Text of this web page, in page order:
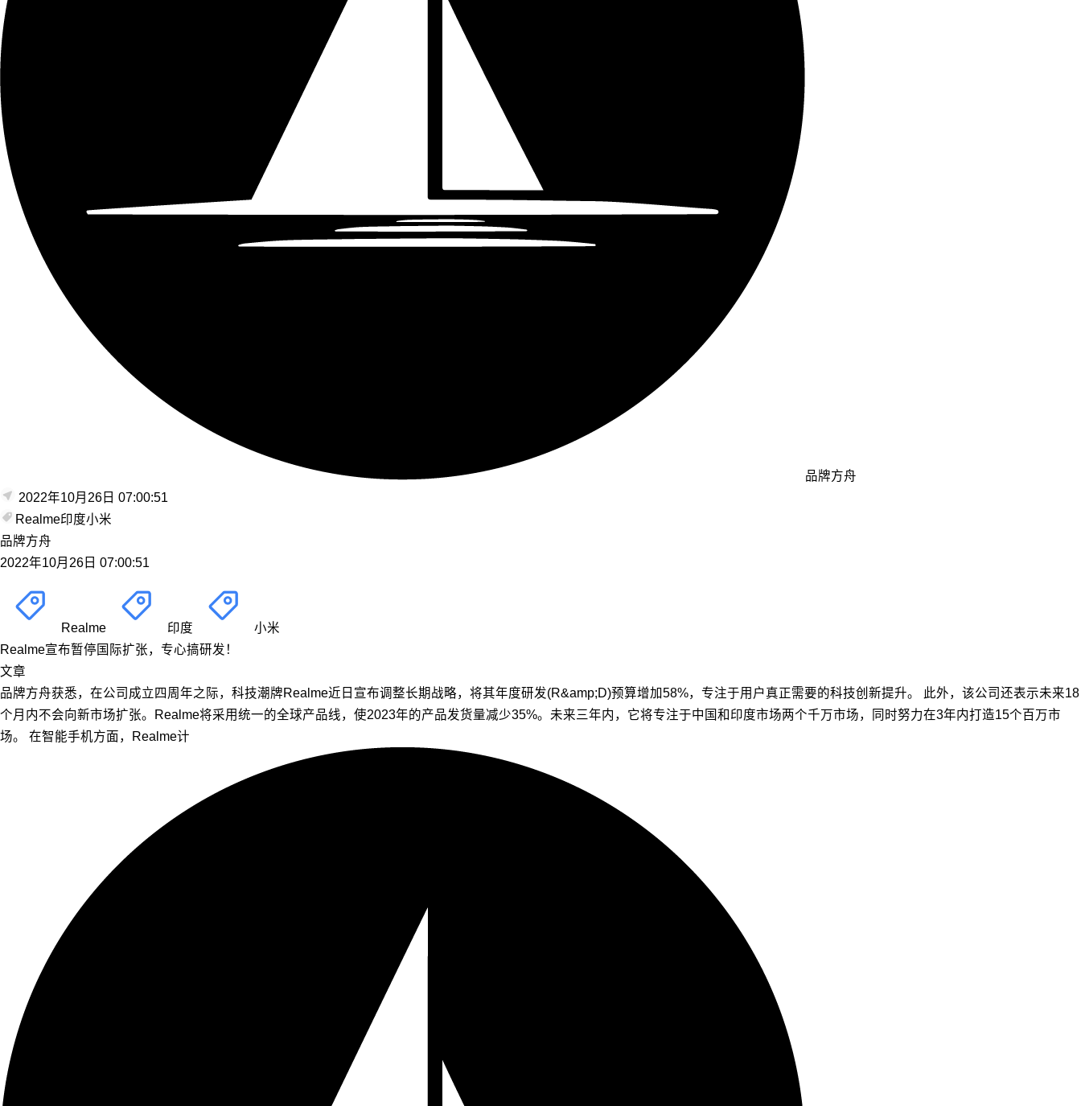
品牌方舟
2022年10月26日 07:00:51
Realme印度小米
品牌方舟
2022年10月26日 07:00:51
Realme 印度
小米
Realme宣布暂停国际扩张，专心搞研发！
文章
品牌方舟获悉，在公司成立四周年之际，科技潮牌Realme近日宣布调整长期战略，将其年度研发(R&amp;D)预算增加58%，专注于用户真正需要的科技创新提升。 此外，该公司还表示未来18
个月内不会向新市场扩张。Realme将采用统一的全球产品线，使2023年的产品发货量减少35%。未来三年内，它将专注于中国和印度市场两个千万市场，同时努力在3年内打造15个百万市
场。 在智能手机方面，Realme计